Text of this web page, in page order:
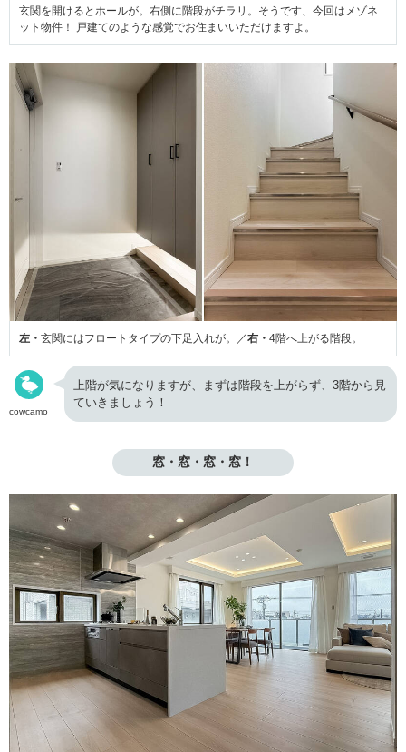
玄関を開けるとホールが。右側に階段がチラリ。そうです、今回はメゾネ
ット物件！ 戸建てのような感覚でお住まいいただけますよ。
左・ 玄関にはフロートタイプの下足入れが。／右・ 4階へ上がる階段。
cowcamo
上階が気になりますが、まずは階段を上がらず、3階から見
ていきましょう！
窓・窓・窓・窓！